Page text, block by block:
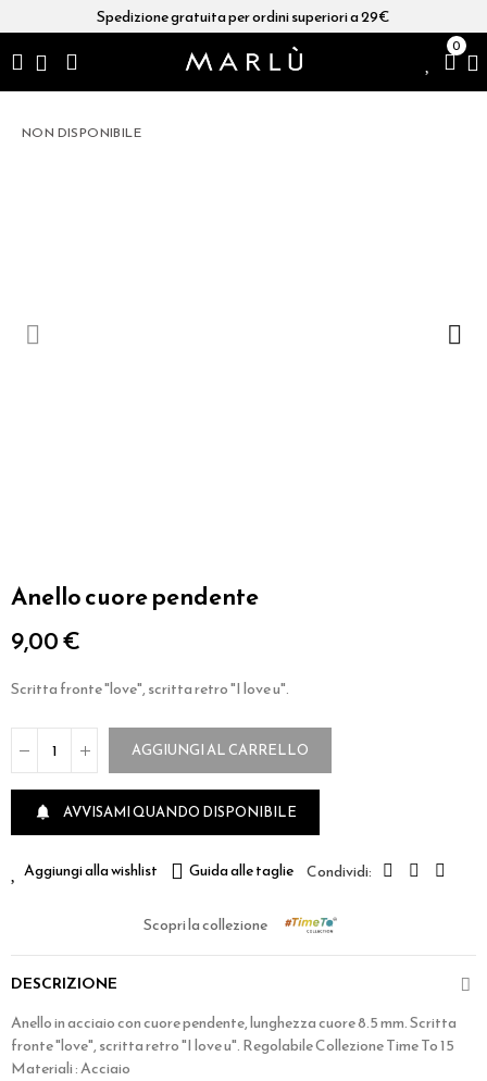
Spedizione gratuita per ordini superiori a 29€
0
NON DISPONIBILE
Anello cuore pendente
9,00 €
Scritta fronte "love", scritta retro "I love u".
AGGIUNGI AL CARRELLO
 AVVISAMI QUANDO DISPONIBILE
Aggiungi alla wishlist Guida alle taglie
Scopri la collezione
DESCRIZIONE
Anello in acciaio con cuore pendente, lunghezza cuore 8.5 mm. Scritta
fronte "love", scritta retro "I love u". Regolabile Collezione Time To 15
Materiali : Acciaio